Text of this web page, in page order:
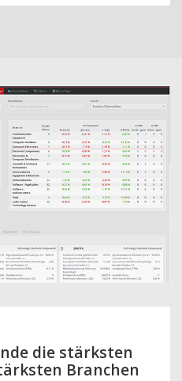
die stärksten
Branchen